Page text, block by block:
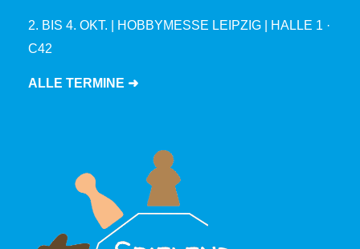
2. BIS 4. OKT. | HOBBYMESSE LEIPZIG | HALLE 1 ·
C42
ALLE TERMINE ➜